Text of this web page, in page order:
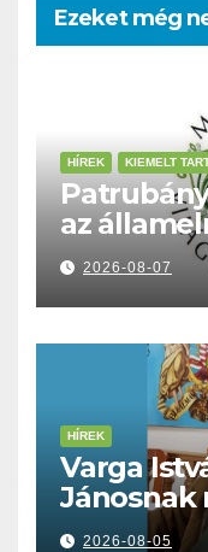
Ezeket még
HÍREK KIEMELT
az
2026-08-07
HÍREK
Varga
Jánosnak
kell2026-08-05